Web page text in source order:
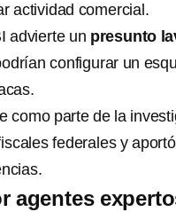
actividad comercial.
advierte un presunto
configurar un
como parte de la
federales y
agentes